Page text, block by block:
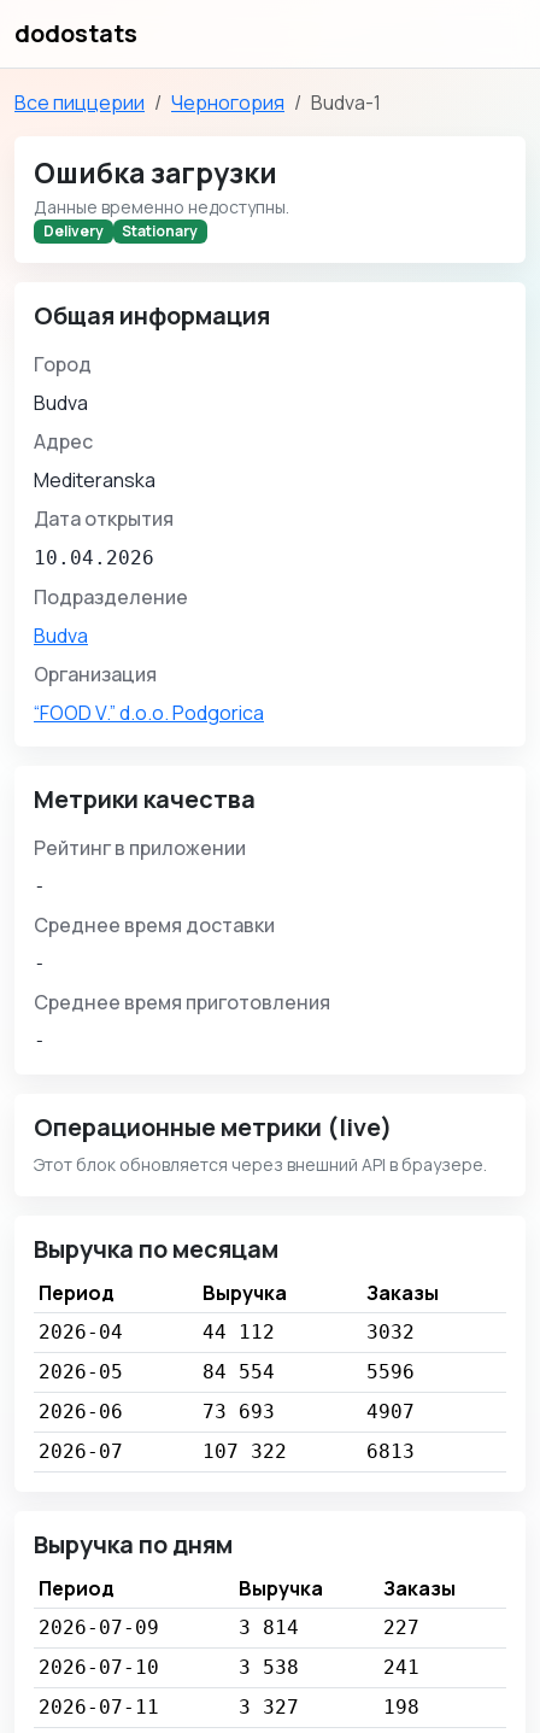
dodostats
Все пиццерии Черногория Budva-1
Ошибка загрузки
Данные временно недоступны.
Delivery Stationary
Общая информация
Город
Budva
Адрес
Mediteranska
Дата открытия
10.04.2026
Подразделение
Budva
Организация
“FOOD V.” d.o.o. Podgorica
Метрики качества
Рейтинг в приложении
-
Среднее время доставки
-
Среднее время приготовления
-
Операционные метрики (live)
Этот блок обновляется через внешний API в браузере.
Выручка по месяцам
Период Выручка Заказы
2026-04 44 112
3032
2026-05
84 554
5596
2026-06
73 693
4907
2026-07
107 322 6813
Выручка по дням
Период Выручка Заказы
2026-07-09 3 814
227
2026-07-10
3 538
241
2026-07-11
3 327
198